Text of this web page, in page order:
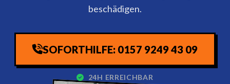
beschädigen.
SOFORTHILFE: 0157 9249 43 09
24H ERREICHBAR